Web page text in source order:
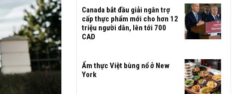
Canada bắt đầu giải ngân trợ
cấp thực phẩm mới cho hơn 12
triệu người dân, lên tới 700
CAD
Ẩm thực Việt bùng nổ ở New
York